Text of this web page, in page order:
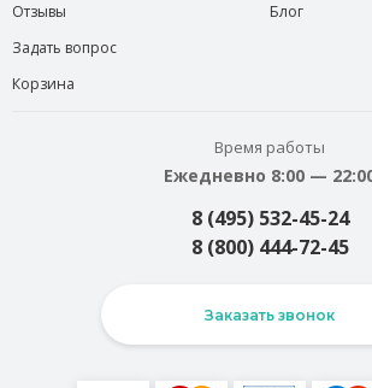
Отзывы
Задать вопрос
Корзина
Блог
Время работы
Ежедневно 8:00 —
8 (495) 532-45-24
8 (800) 444-72-45
Заказать звонок